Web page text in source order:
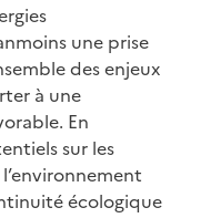
une prise
des enjeux
à une
En
sur les
écologique